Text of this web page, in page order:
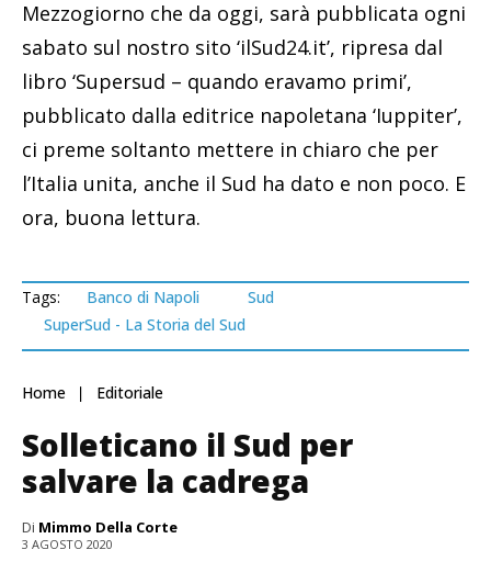
Mezzogiorno che da oggi, sarà pubblicata ogni
sabato sul nostro sito ‘ilSud24.it’, ripresa dal
libro ‘Supersud – quando eravamo primi’,
pubblicato dalla editrice napoletana ‘Iuppiter’,
ci preme soltanto mettere in chiaro che per
l’Italia unita, anche il Sud ha dato e non poco. E
ora, buona lettura.
Tags: Banco di Napoli
Sud
SuperSud - La Storia del Sud
Home Editoriale
Solleticano il Sud per
salvare la cadrega
Di Mimmo Della Corte
3 AGOSTO 2020